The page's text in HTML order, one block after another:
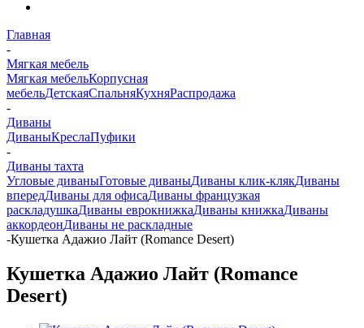
Главная
-
Мягкая мебель
Мягкая мебельКорпусная
мебельДетскаяСпальняКухняРаспродажа
-
Диваны
ДиваныКреслаПуфики
-
Диваны тахта
Угловые диваныГотовые диваныДиваны клик-клякДиваны
впередДиваны для офисаДиваны французкая
раскладушкаДиваны еврокнижкаДиваны книжкаДиваны
аккордеонДиваны не раскладные
-Кушетка Адажио Лайт (Romance Desert)
Кушетка Адажио Лайт (Romance
Desert)